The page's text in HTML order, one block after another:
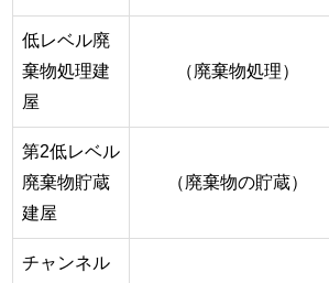
低レベル廃
棄物処理建
屋
（廃棄物処理）
第2低レベル
廃棄物貯蔵
建屋
（廃棄物の貯蔵）
チャンネル